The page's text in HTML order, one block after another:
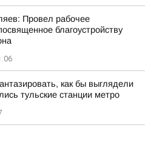
Провел рабочее
благоустройству
как бы выглядели
тульские станции метро